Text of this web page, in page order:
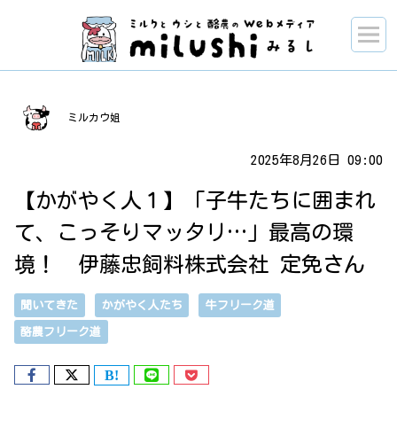
ミルカウ姐
2025年8月26日 09:00
【かがやく人１】「子牛たちに囲まれ
て、こっそりマッタリ…」最高の環
境！ 伊藤忠飼料株式会社 定免さん
聞いてきた かがやく人たち 牛フリーク道
酪農フリーク道